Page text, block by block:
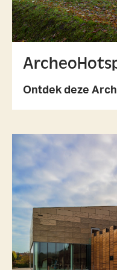
Ontdek deze